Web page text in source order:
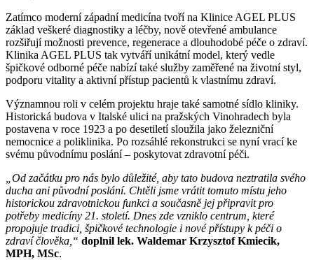
Zatímco moderní západní medicína tvoří na Klinice AGEL PLUS
základ veškeré diagnostiky a léčby, nově otevřené ambulance
rozšiřují možnosti prevence, regenerace a dlouhodobé péče o zdraví.
Klinika AGEL PLUS tak vytváří unikátní model, který vedle
špičkové odborné péče nabízí také služby zaměřené na životní styl,
podporu vitality a aktivní přístup pacientů k vlastnímu zdraví.
Významnou roli v celém projektu hraje také samotné sídlo kliniky.
Historická budova v Italské ulici na pražských Vinohradech byla
postavena v roce 1923 a po desetiletí sloužila jako železniční
nemocnice a poliklinika. Po rozsáhlé rekonstrukci se nyní vrací ke
svému původnímu poslání – poskytovat zdravotní péči.
„Od začátku pro nás bylo důležité, aby tato budova neztratila svého
ducha ani původní poslání. Chtěli jsme vrátit tomuto místu jeho
historickou zdravotnickou funkci a současně jej připravit pro
potřeby medicíny 21. století. Dnes zde vzniklo centrum, které
propojuje tradici, špičkové technologie i nové přístupy k péči o
zdraví člověka,“ doplnil lek. Waldemar Krzysztof Kmiecik,
MPH, MSc.